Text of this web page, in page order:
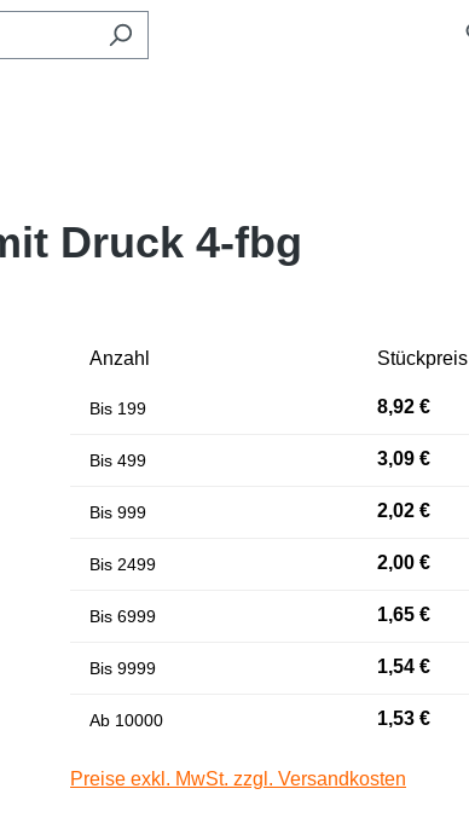
Druck 4-fbg
Anzahl Stückpreis
Bis 199 8,92 €
Bis 499 3,09 €
Bis 999 2,02 €
Bis 2499 2,00 €
Bis 6999 1,65 €
Bis 9999 1,54 €
Ab 10000 1,53 €
Preise exkl. MwSt. zzgl. Versandkosten